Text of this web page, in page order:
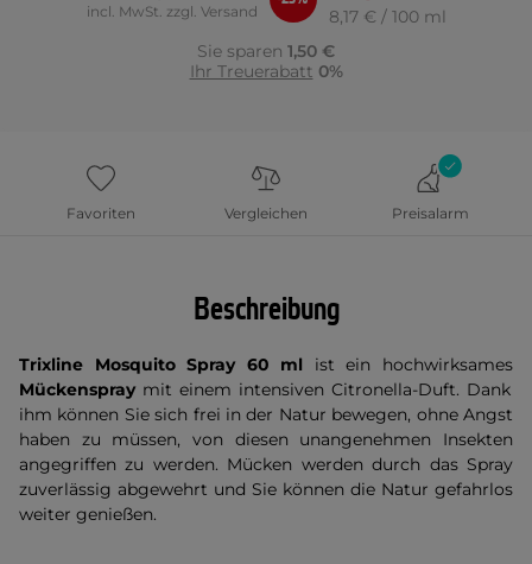
8,17 € / 100 ml
incl. MwSt. zzgl. Versand
Sie sparen 1,50 €
Ihr Treuerabatt 0%
Favoriten Vergleichen Preisalarm
Beschreibung
Trixline Mosquito Spray 60 ml ist ein hochwirksames
Mückenspray mit einem intensiven Citronella-Duft. Dank
ihm können Sie sich frei in der Natur bewegen, ohne Angst
haben zu müssen, von diesen unangenehmen Insekten
angegriffen zu werden. Mücken werden durch das Spray
zuverlässig abgewehrt und Sie können die Natur gefahrlos
weiter genießen.